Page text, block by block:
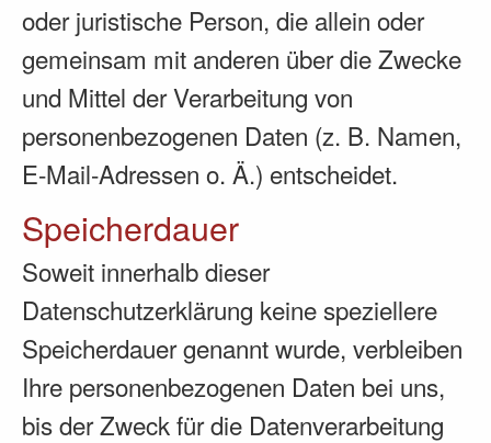
oder juristische Person, die allein oder
gemeinsam mit anderen über die Zwecke
und Mittel der Verarbeitung von
personenbezogenen Daten (z. B. Namen,
E-Mail-Adressen o. Ä.) entscheidet.
Speicherdauer
Soweit innerhalb dieser
Datenschutzerklärung keine speziellere
Speicherdauer genannt wurde, verbleiben
Ihre personenbezogenen Daten bei uns,
bis der Zweck für die Datenverarbeitung